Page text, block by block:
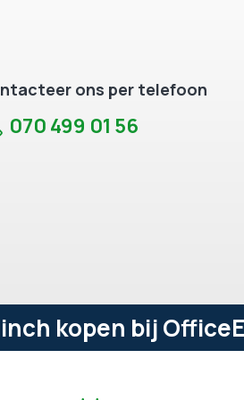
ons per telefoon
070 499 01 56
kopen bij